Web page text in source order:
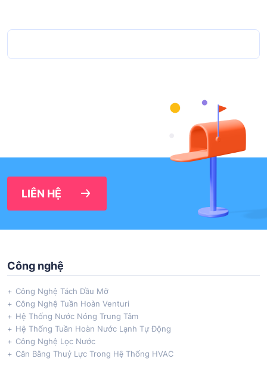
LIÊN HỆ
Công nghệ
Công Nghệ Tách Dầu Mỡ
Công Nghệ Tuần Hoàn Venturi
Hệ Thống Nước Nóng Trung Tâm
Hệ Thống Tuần Hoàn Nước Lạnh Tự Động
Công Nghệ Lọc Nước
Cân Bằng Thuỷ Lực Trong Hệ Thống HVAC